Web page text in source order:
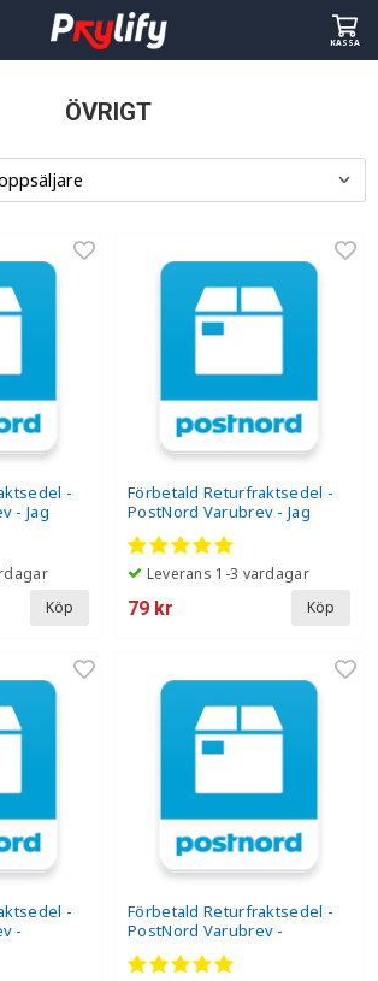
KASSA
ÖVRIGT
-
- Jag
Köp
Förbetald Returfraktsedel -
PostNord Varubrev - Jag
beställde fel produkt
Leverans 1-3 vardagar
79 kr Köp
-
-
inte
Förbetald Returfraktsedel -
PostNord Varubrev -
Produkten anlände för sent